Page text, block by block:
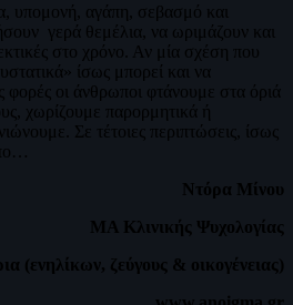
υπομονή, αγάπη, σεβασμό και
γερά θεμέλια, να ωριμάζουν και
στο χρόνο. Αν μία σχέση που
ίσως μπορεί και να
φορές οι άνθρωποι φτάνουμε στα όριά
χωρίζουμε παρορμητικά ή
Σε τέτοιες περιπτώσεις, ίσως
Ντόρα Μίνου
ΜΑ Κλινικής Ψυχολογίας
(ενηλίκων, ζεύγους & οικογένειας)